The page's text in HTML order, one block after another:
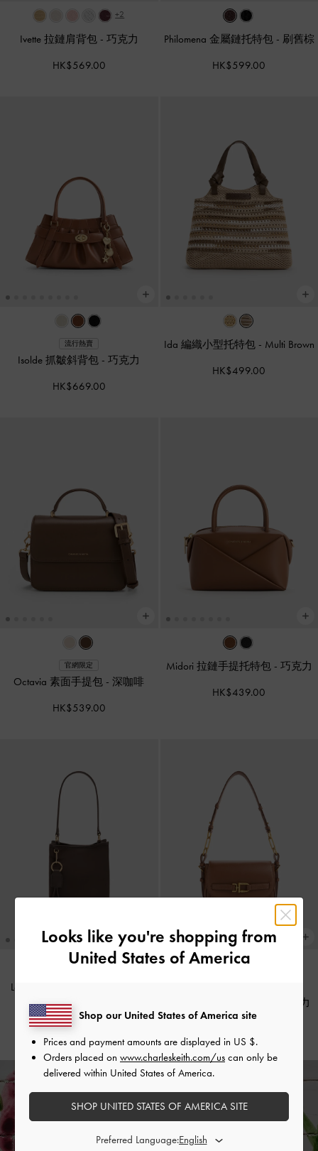
+2
Ivette 拉鏈肩背包 - 巧克力
HK$569.00
Philomena 金屬鏈托特包 - 刷舊棕
HK$599.00
流行熱賣
Isolde 抓皺斜背包 -巧克力
HK$669.00
Ida 編織小型托特包 - Multi Brown
HK$499.00
官網限定
Octavia 素面手提包 -深咖啡
HK$539.00
Midori 拉鏈手提托特包 - 巧克力
HK$439.00
Levy 尼龍水桶包
HK$499.00
巧克力
訂單滿HK$350即享 免費標準運送 （適用30天內免費退貨
Looks like you're shopping from
United States of America
Shop our United States of America site
Prices and payment amounts are displayed in US $.
Orders placed on www.charleskeith.com/us can only be
delivered within United States of America.
SHOP UNITED STATES OF AMERICA SITE
Preferred Language: